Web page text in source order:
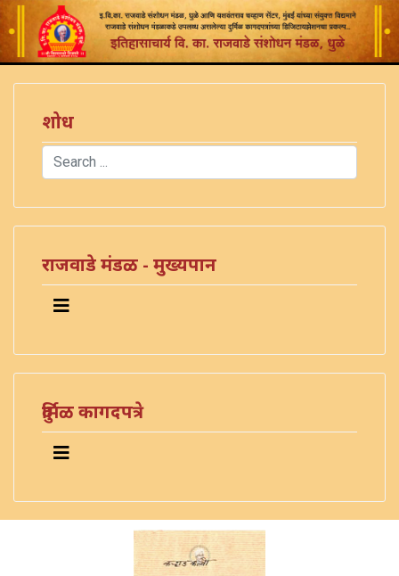
शोध
Search
राजवाडे मंडळ - मुख्यपान
दुर्मिळ कागदपत्रे